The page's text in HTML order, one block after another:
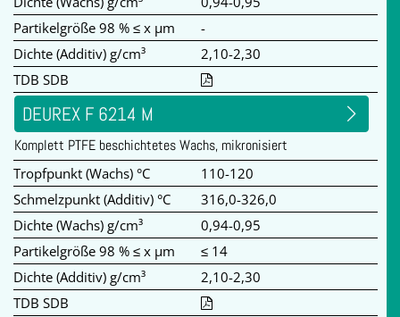
Partikelgröße 98 % ≤ x µm
-
Dichte (Additiv) g/cm³
2,10-2,30
TDB SDB
DEUREX F 6214 M
Komplett PTFE beschichtetes Wachs, mikronisiert
Tropfpunkt (Wachs) °C
110-120
Schmelzpunkt (Additiv) °C
316,0-326,0
Dichte (Wachs) g/cm³
0,94-0,95
Partikelgröße 98 % ≤ x µm
≤ 14
Dichte (Additiv) g/cm³
2,10-2,30
TDB SDB